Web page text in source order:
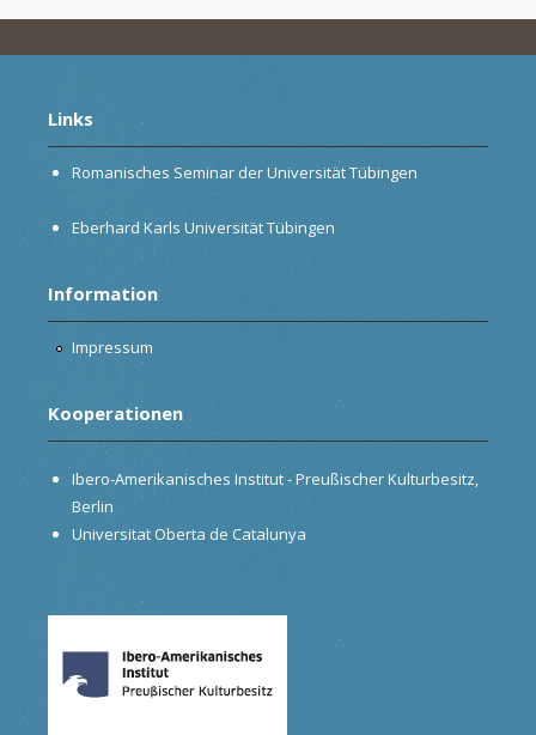
Links
Romanisches Seminar der Universität Tübingen
Eberhard Karls Universität Tübingen
Information
Impressum
Kooperationen
Ibero-Amerikanisches Institut - Preußischer Kulturbesitz,
Berlin
Universitat Oberta de Catalunya